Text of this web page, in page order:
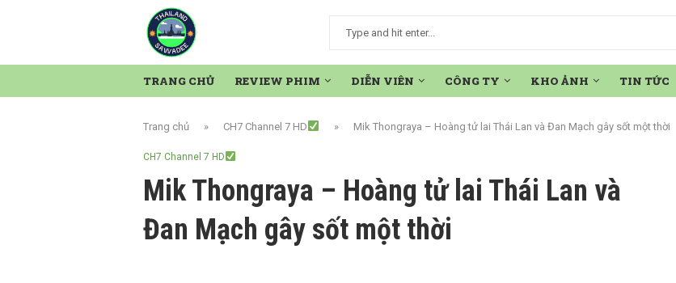
TRANG CHỦ REVIEW PHIM DIỄN VIÊN CÔNG TY KHO ẢNH TIN TỨC
Trang chủ » CH7 Channel 7 HD » Mik Thongraya – Hoàng tử lai Thái Lan và Đan Mạch gây sốt một thời
CH7 Channel 7 HD
Mik Thongraya – Hoàng tử lai Thái Lan và
Đan Mạch gây sốt một thời